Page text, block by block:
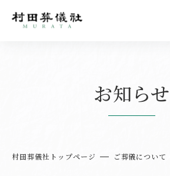
お知らせ
村田葬儀社トップページ ご葬儀について